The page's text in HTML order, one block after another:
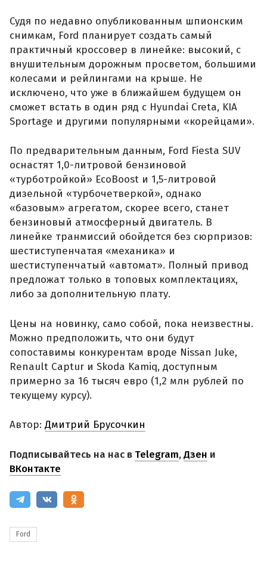
Судя по недавно опубликованным шпионским
снимкам, Ford планирует создать самый
практичный кроссовер в линейке: высокий, с
внушительным дорожным просветом, большими
колесами и рейлингами на крыше. Не
исключено, что уже в ближайшем будущем он
сможет встать в один ряд с Hyundai Creta, KIA
Sportage и другими популярными «корейцами».
По предварительным данным, Ford Fiesta SUV
оснастят 1,0-литровой бензиновой
«турботройкой» EcoBoost и 1,5-литровой
дизельной «турбочетверкой», однако
«базовым» агрегатом, скорее всего, станет
бензиновый атмосферный двигатель. В
линейке транмиссий обойдется без сюрпризов:
шестиступенчатая «механика» и
шестиступенчатый «автомат». Полный привод
предложат только в топовых комплектациях,
либо за дополнительную плату.
Цены на новинку, само собой, пока неизвестны.
Можно предположить, что они будут
сопоставимы конкурентам вроде Nissan Juke,
Renault Captur и Skoda Kamiq, доступным
примерно за 16 тысяч евро (1,2 млн рублей по
текущему курсу).
Автор: Дмитрий Брусочкин
Подписывайтесь на нас в Telegram,Дзен и
ВКонтакте
Ford